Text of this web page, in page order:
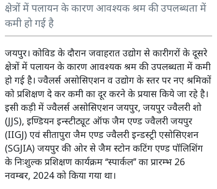
क्षेत्रों में पलायन के कारण आवश्यक श्रम की उपलब्धता में
कमी हो गई है
जयपुर। कोविड के दौरान जवाहरात उद्योग से कारीगरों के दूसरे
क्षेत्रों में पलायन के कारण आवश्यक श्रम की उपलब्धता में कमी
हो गई है। ज्वैलर्स असोसिएशन व उद्योग के स्तर पर नए श्रमिकों
को प्रशिक्षण दे कर कमी का दूर करने के प्रयास किये जा रहे है।
इसी कड़ी में ज्वैलर्स असोसिएशन जयपुर, जयपुर ज्वैलरी शो
(JJS), इण्डियन इन्स्टीट्यूट ऑफ जैम एण्ड ज्वैलरी जयपुर
(IIGJ) एवं सीतापुरा जैम एण्ड ज्वैलरी इन्डस्ट्री एसोसिएशन
(SGJIA) जयपुर की ओर से जैम स्टोन कटिंग एण्ड पॉलिशिंग
के निःशुल्क प्रशिक्षण कार्यक्रम ‘‘स्पार्कल’’ का प्रारम्भ 26
नवम्बर, 2024 को किया गया था।